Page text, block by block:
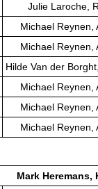
Julie Laroche,
Michael Reynen,
Michael Reynen,
Hilde Van der
Michael Reynen,
Michael Reynen,
Michael Reynen,
Mark Heremans,